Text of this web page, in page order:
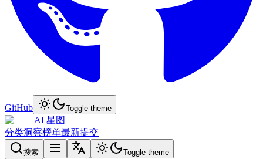
GitHub Toggle theme
AI 星图
分类洞察榜单最新提交
搜索 Toggle theme